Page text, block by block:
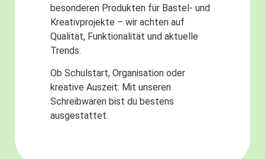
besonderen Produkten für Bastel- und
Kreativprojekte – wir achten auf
Qualität, Funktionalität und aktuelle
Trends.
Ob Schulstart, Organisation oder
kreative Auszeit: Mit unseren
Schreibwaren bist du bestens
ausgestattet.